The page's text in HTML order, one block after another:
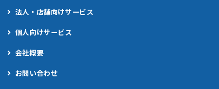
法人・店舗向けサービス
個人向けサービス
会社概要
お問い合わせ